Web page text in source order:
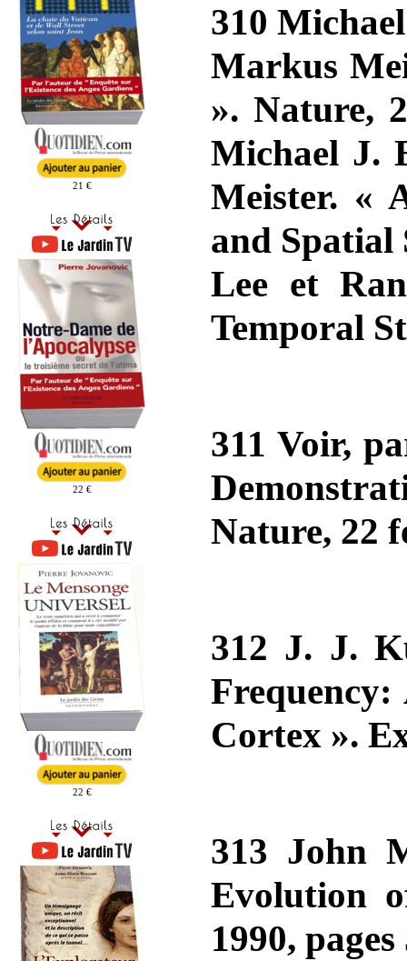
21 €
22 €
22 €
310
Markus
». Nature,
Michael J.
Meister. «
and Spatial
Lee et
Temporal
311 Voir,
Nature, 22
312 J. J.
Cortex ».
313 John
Evolution
1990,